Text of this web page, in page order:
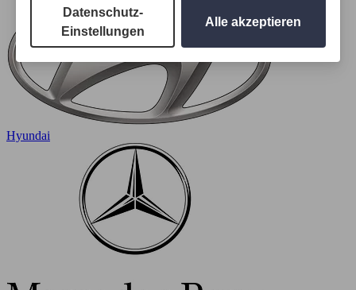
Datenschutz-
Einstellungen
Alle akzeptieren
Hyundai